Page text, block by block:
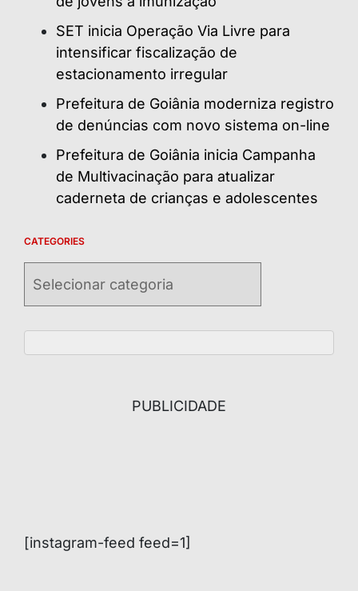
SET inicia Operação Via Livre para
intensificar fiscalização de
estacionamento irregular
Prefeitura de Goiânia moderniza registro
de denúncias com novo sistema on-line
Prefeitura de Goiânia inicia Campanha
de Multivacinação para atualizar
caderneta de crianças e adolescentes
CATEGORIES
PUBLICIDADE
[instagram-feed feed=1]